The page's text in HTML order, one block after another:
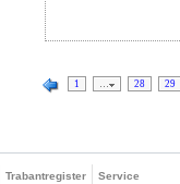
1 … 28 29
Trabantregister
Service